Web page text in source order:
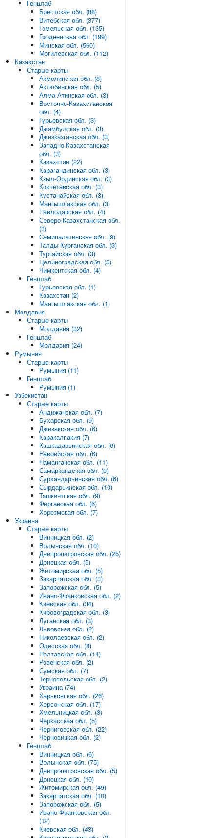
Генштаб
Брестская обл. (88)
Витебская обл. (377)
Гомельская обл. (135)
Гродненская обл. (199)
Минская обл. (560)
Могилевская обл. (112)
Казахстан
Старые карты
Акмолинская обл. (8)
Актюбинская обл. (5)
Алма-Атинская обл. (3)
Восточно-Казахстанская
обл. (4)
Гурьевская обл. (3)
Джамбулская обл. (3)
Джезказганская обл. (3)
Западно-Казахстанская
обл. (3)
Казахстан (22)
Карагандинская обл. (3)
Кзыл-Ординская обл. (3)
Кокчетавская обл. (3)
Кустанайская обл. (3)
Мангышлакская обл. (3)
Павлодарская обл. (4)
Северо-Казахстанская обл.
(3)
Семипалатинская обл. (9)
Талды-Курганская обл. (3)
Тургайская обл. (3)
Целиноградская обл. (3)
Чимкентская обл. (4)
Генштаб
Гурьевская обл. (1)
Казахстан (2)
Мангышлакская обл. (1)
Молдавия
Старые карты
Молдавия (32)
Генштаб
Молдавия (24)
Румыния
Старые карты
Румыния (11)
Генштаб
Румыния (1)
Узбекистан
Старые карты
Андижанская обл. (7)
Бухарская обл. (9)
Джизакская обл. (6)
Каракалпакия (7)
Кашкадарьинская обл. (6)
Навоийская обл. (6)
Наманганская обл. (11)
Самаркандская обл. (9)
Сурхандарьинская обл. (6)
Сырдарьинская обл. (10)
Ташкентская обл. (9)
Ферганская обл. (6)
Хорезмская обл. (7)
Украина
Старые карты
Винницкая обл. (2)
Волынская обл. (10)
Днепропетровская обл. (25)
Донецкая обл. (5)
Житомирская обл. (5)
Закарпатская обл. (3)
Запорожская обл. (5)
Ивано-Франковская обл. (2)
Киевская обл. (34)
Кировоградская обл. (3)
Луганская обл. (3)
Львовская обл. (2)
Николаевская обл. (2)
Одесская обл. (8)
Полтавская обл. (14)
Ровенская обл. (2)
Сумская обл. (7)
Тернопольская обл. (2)
Украина (74)
Харьковская обл. (26)
Херсонская обл. (17)
Хмельницкая обл. (3)
Черкасская обл. (5)
Черниговская обл. (22)
Черновицкая обл. (2)
Генштаб
Винницкая обл. (6)
Волынская обл. (75)
Днепропетровская обл. (5)
Донецкая обл. (10)
Житомирская обл. (49)
Закарпатская обл. (10)
Запорожская обл. (5)
Ивано-Франковская обл.
(12)
Киевская обл. (43)